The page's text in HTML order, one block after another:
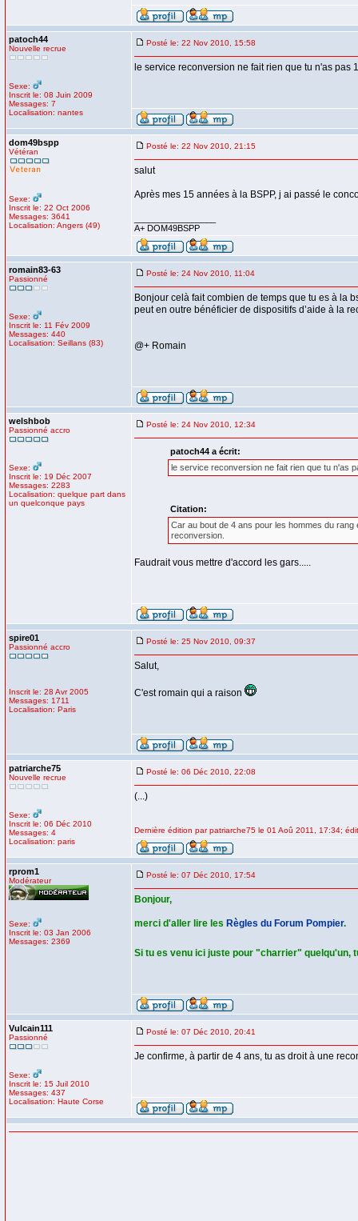
patoch44
Nouvelle recrue
Sexe:
Inscrit le: 08 Juin 2009
Messages: 7
Localisation: nantes
Posté le: 22 Nov 2010, 15:58
le service reconversion ne fait rien que tu n'as pas
dom49bspp
Vétéran
Sexe:
Inscrit le: 22 Oct 2006
Messages: 3641
Localisation: Angers (49)
Posté le: 22 Nov 2010, 21:15
salut
Après mes 15 années à la BSPP, j ai passé le
A+ DOM49BSPP
romain83-63
Passionné
Sexe:
Inscrit le: 11 Fév 2009
Messages: 440
Localisation: Seillans (83)
Posté le: 24 Nov 2010, 11:04
Bonjour celà fait combien de temps que tu es à la
peut en outre bénéficier de dispositifs d’aide à la
@+ Romain
welshbob
Passionné accro
Sexe:
Inscrit le: 19 Déc 2007
Messages: 2283
Localisation: quelque part dans
un quelconque pays
Posté le: 24 Nov 2010, 12:34
patoch44 a écrit:
le service reconversion ne fait rien que tu n'as
Citation:
Car au bout de 4 ans pour les hommes du rang
reconversion.
Faudrait vous mettre d'accord les gars.....
spire01
Passionné accro
Inscrit le: 28 Avr 2005
Messages: 1711
Localisation: Paris
Posté le: 25 Nov 2010, 09:37
Salut,
C'est romain qui a raison
patriarche75
Nouvelle recrue
Sexe:
Inscrit le: 06 Déc 2010
Messages: 4
Localisation: paris
Posté le: 06 Déc 2010, 22:08
(...)
Dernière édition par patriarche75 le 01 Aoû 2011, 17:34;
rprom1
Modérateur
Sexe:
Inscrit le: 03 Jan 2006
Messages: 2369
Posté le: 07 Déc 2010, 17:54
Bonjour,
merci d'aller lire les Règles du Forum Pompier.
Si tu es venu ici juste pour "charrier" quelqu'un,
Vulcain111
Passionné
Sexe:
Inscrit le: 15 Juil 2010
Messages: 437
Localisation: Haute Corse
Posté le: 07 Déc 2010, 20:41
Je confirme, à partir de 4 ans, tu as droit à une